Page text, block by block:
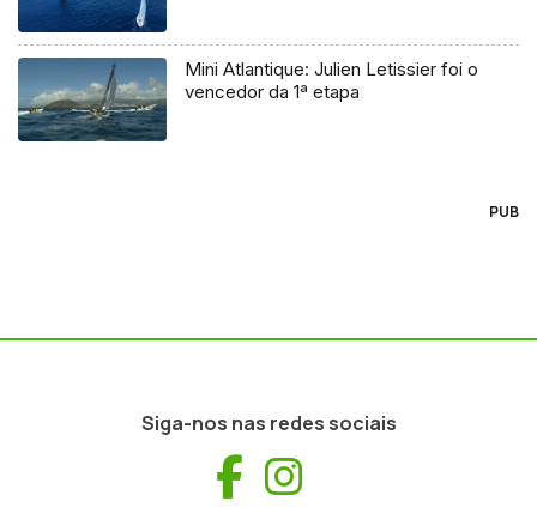
Mini Atlantique: Julien Letissier foi o
vencedor da 1ª etapa
PUB
Siga-nos nas redes sociais
Facebook